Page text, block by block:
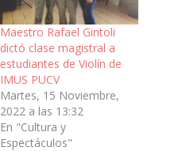
Maestro Rafael Gintoli
dictó clase magistral a
estudiantes de Violín de
IMUS PUCV
Martes, 15 Noviembre,
2022 a las 13:32
En "Cultura y
Espectáculos"